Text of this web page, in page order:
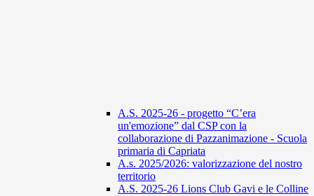
A.S. 2025-26 - progetto “C’era
un'emozione” dal CSP con la
collaborazione di Pazzanimazione - Scuola
primaria di Capriata
A.s. 2025/2026: valorizzazione del nostro
territorio
A.S. 2025-26 Lions Club Gavi e le Colline